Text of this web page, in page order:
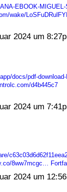
EBOOK-MIGUEL-
wake/
2024 um
docs/pdf-
d4b445c7
2024 um
8ww7mcgc…
2024 um